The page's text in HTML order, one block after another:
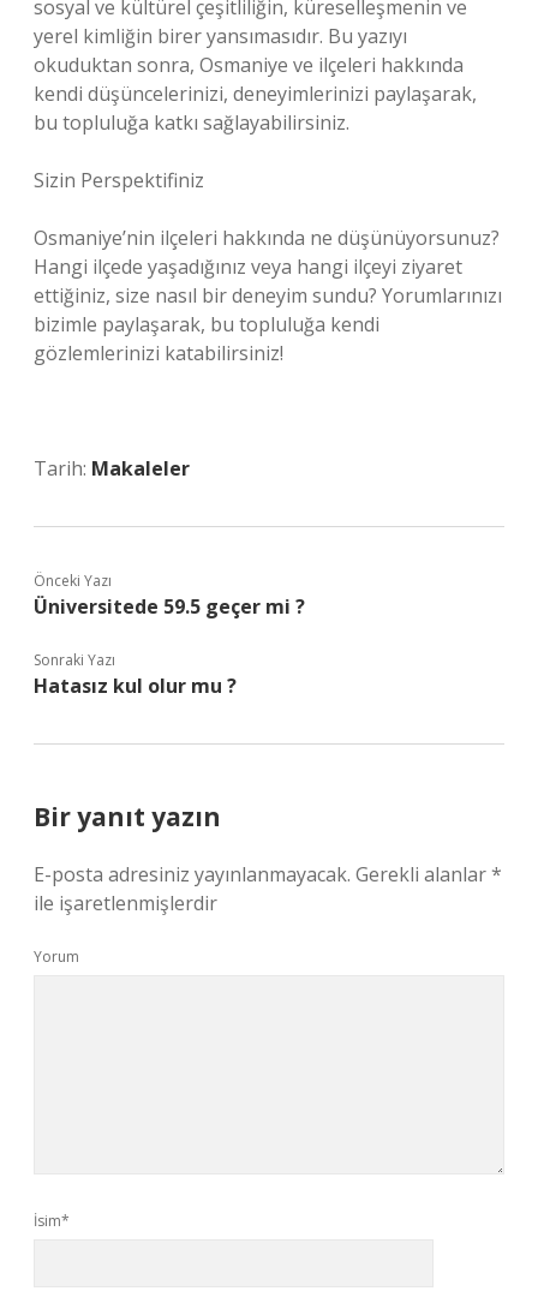
sosyal ve kültürel çeşitliliğin, küreselleşmenin ve
yerel kimliğin birer yansımasıdır. Bu yazıyı
okuduktan sonra, Osmaniye ve ilçeleri hakkında
kendi düşüncelerinizi, deneyimlerinizi paylaşarak,
bu topluluğa katkı sağlayabilirsiniz.
Sizin Perspektifiniz
Osmaniye’nin ilçeleri hakkında ne düşünüyorsunuz?
Hangi ilçede yaşadığınız veya hangi ilçeyi ziyaret
ettiğiniz, size nasıl bir deneyim sundu? Yorumlarınızı
bizimle paylaşarak, bu topluluğa kendi
gözlemlerinizi katabilirsiniz!
Tarih: Makaleler
Önceki Yazı
Üniversitede 59.5 geçer mi ?
Sonraki Yazı
Hatasız kul olur mu ?
Bir yanıt yazın
E-posta adresiniz yayınlanmayacak. Gerekli alanlar*
ile işaretlenmişlerdir
Yorum
İsim*